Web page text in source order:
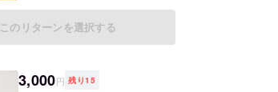
JR山崎駅前で行われるイベントから
出店予定です。
このリターンを選択する
3,000円 残り15